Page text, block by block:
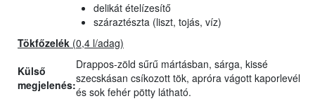
delikát ételízesítő
száraztészta (liszt, tojás, víz)
Tökfőzelék (0,4 l/adag)
Külső
megjelenés:
Drappos-zöld sűrű mártásban, sárga, kissé
szecskásan csíkozott tök, apróra vágott kaporlevél
és sok fehér pötty látható.